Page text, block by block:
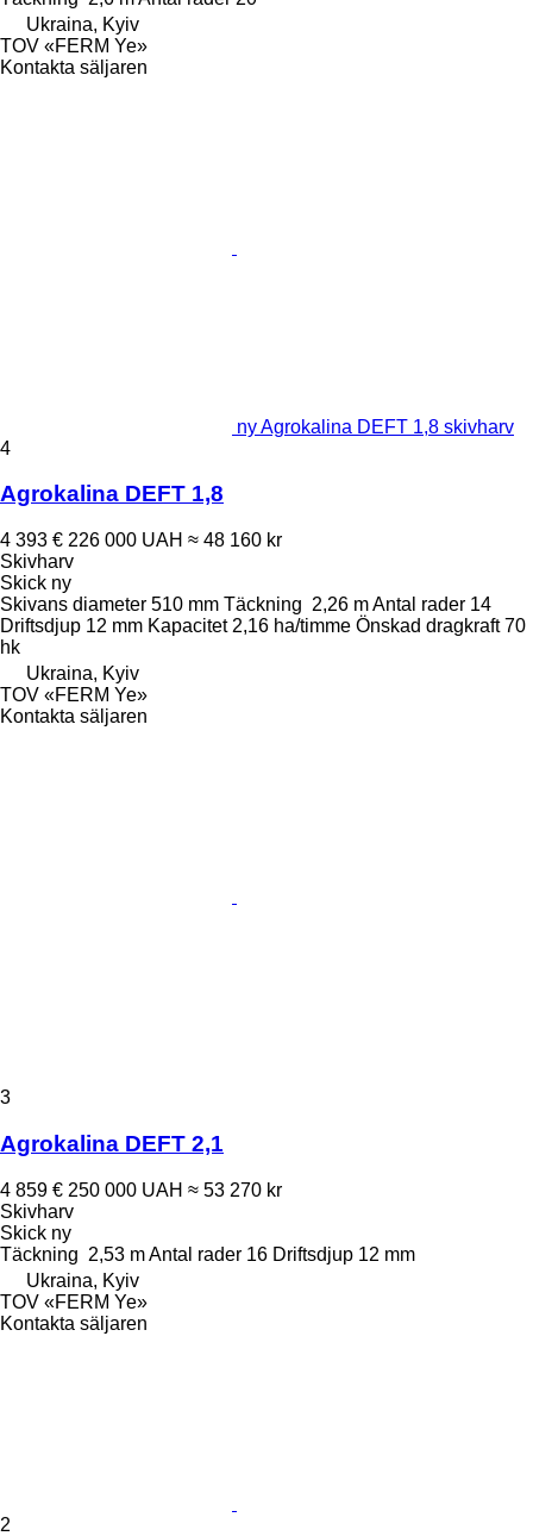
Ukraina, Kyiv
TOV «FERM Ye»
Kontakta säljaren
ny Agrokalina DEFT 1,8 skivharv
4
Agrokalina DEFT 1,8
4 393 € 226 000 UAH ≈ 48 160 kr
Skivharv
Skick ny
Skivans diameter 510 mm Täckning 2,26 mAntal rader 14
Driftsdjup 12 mm Kapacitet 2,16 ha/timme Önskad dragkraft 70
hk
Ukraina, Kyiv
TOV «FERM Ye»
Kontakta säljaren
3
Agrokalina DEFT 2,1
4 859 € 250 000 UAH ≈ 53 270 kr
Skivharv
Skick ny
Täckning 2,53 mAntal rader 16 Driftsdjup 12 mm
Ukraina, Kyiv
TOV «FERM Ye»
Kontakta säljaren
2